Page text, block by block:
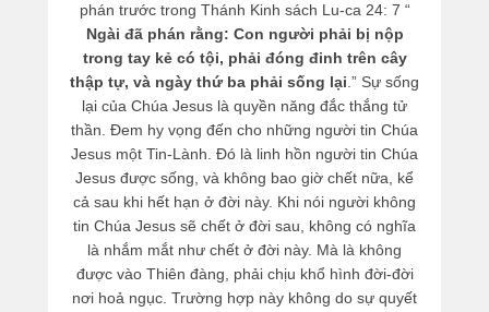
phán trước trong Thánh Kinh sách Lu-ca 24: 7 “
Ngài đã phán rằng: Con người phải bị nộp
trong tay kẻ có tội, phải đóng đinh trên cây
thập tự, và ngày thứ ba phải sống lại .” Sự sống
lại của Chúa Jesus là quyền năng đắc thắng tử
thần. Đem hy vọng đến cho những người tin Chúa
Jesus một Tin-Lành. Đó là linh hồn người tin Chúa
Jesus được sống, và không bao giờ chết nữa, kể
cả sau khi hết hạn ở đời này. Khi nói người không
tin Chúa Jesus sẽ chết ở đời sau, không có nghĩa
là nhắm mắt như chết ở đời này. Mà là không
được vào Thiên đàng, phải chịu khổ hình đời-đời
nơi hoả ngục. Trường hợp này không do sự quyết